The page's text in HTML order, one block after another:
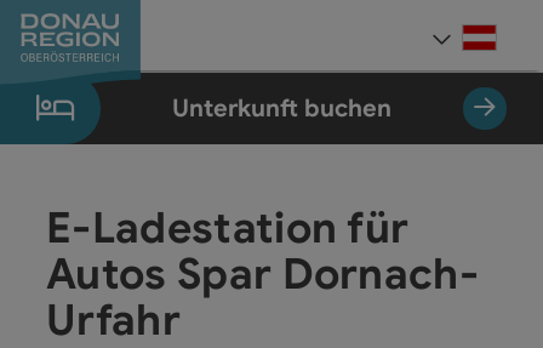
Zum Inhalt
Zur Navigation
Zum Seitenanfang
Zur Kontaktseite
Zum Impressum
Zur Startseite
Unterkunft buchen
E-Ladestation für
Autos Spar Dornach-
Urfahr